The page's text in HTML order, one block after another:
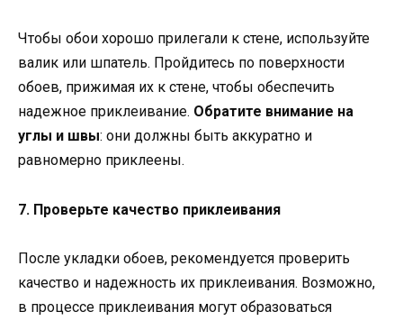
Чтобы обои хорошо прилегали к стене, используйте
валик или шпатель. Пройдитесь по поверхности
обоев, прижимая их к стене, чтобы обеспечить
надежное приклеивание. Обратите внимание на
углы и швы: они должны быть аккуратно и
равномерно приклеены.
7. Проверьте качество приклеивания
После укладки обоев, рекомендуется проверить
качество и надежность их приклеивания. Возможно,
в процессе приклеивания могут образоваться